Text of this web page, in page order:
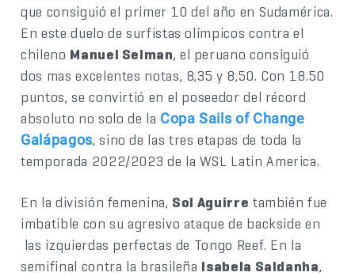
que consiguió el primer 10 del año en Sudamérica.
En este duelo de surfistas olímpicos contra el
chileno Manuel Selman, el peruano consiguió
dos mas excelentes notas, 8,35 y 8,50. Con 18.50
puntos, se convirtió en el poseedor del récord
absoluto no solo de la Copa Sails of Change
Galápagos, sino de las tres etapas de toda la
temporada 2022/2023 de la WSL Latin America.
En la división femenina, Sol Aguirre también fue
imbatible con su agresivo ataque de backside en
las izquierdas perfectas de Tongo Reef. En la
semifinal contra la brasileña Isabela Saldanha,